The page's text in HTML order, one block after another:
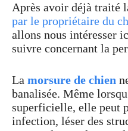
Après avoir déjà traité
par le propriétaire du
allons nous intéresser
suivre concernant la
La morsure de chien
banalisée. Même
superficielle, elle peut
infection, léser des